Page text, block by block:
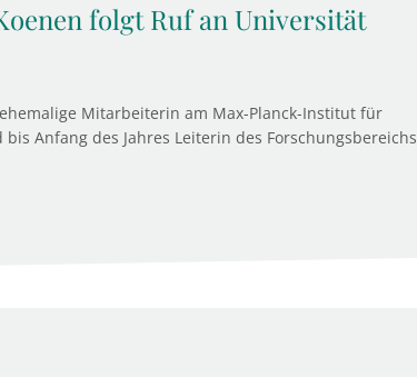
folgt Ruf an Universität
Mitarbeiterin am Max-Planck-Institut für
Anfang des Jahres Leiterin des Forschungsbereichs